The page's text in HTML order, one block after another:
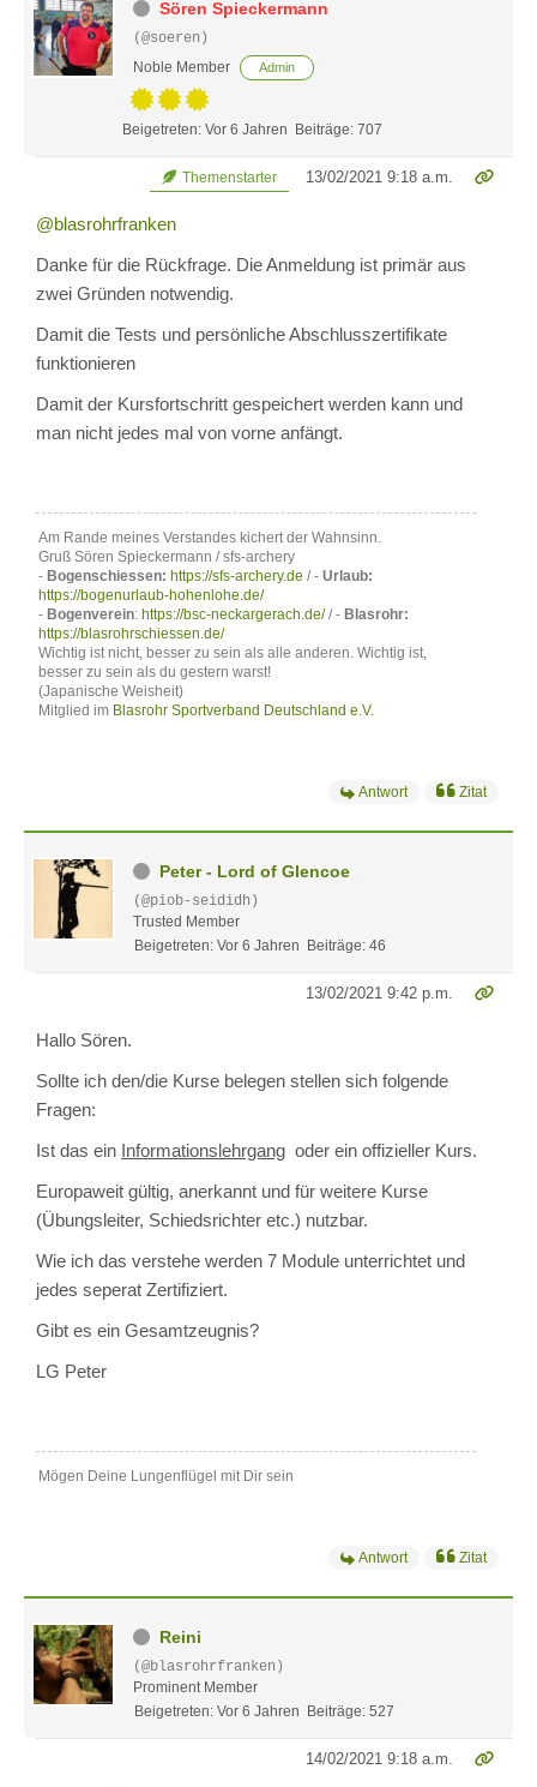
Sören Spieckermann
(@soeren)
Noble Member
Admin
Beigetreten: Vor 6 Jahren Beiträge: 707
Themenstarter 13/02/2021 9:18 a.m.
@blasrohrfranken
Danke für die Rückfrage. Die Anmeldung ist primär aus
zwei Gründen notwendig.
Damit die Tests und persönliche Abschlusszertifikate
funktionieren
Damit der Kursfortschritt gespeichert werden kann und
man nicht jedes mal von vorne anfängt.
Am Rande meines Verstandes kichert der Wahnsinn.
Gruß Sören Spieckermann / sfs-archery
- Bogenschiessen: https://sfs-archery.de / - Urlaub:
https://bogenurlaub-hohenlohe.de/
- Bogenverein: https://bsc-neckargerach.de// - Blasrohr:
https://blasrohrschiessen.de/
Wichtig ist nicht, besser zu sein als alle anderen. Wichtig ist,
besser zu sein als du gestern warst!
(Japanische Weisheit)
Mitglied im Blasrohr Sportverband Deutschland e.V.
Antwort Zitat
Peter - Lord of Glencoe
(@piob-seididh)
Trusted Member
Beigetreten: Vor 6 Jahren
Beiträge: 46
13/02/2021 9:42 p.m.
Hallo Sören.
Sollte ich den/die Kurse belegen stellen sich folgende
Fragen:
Ist das ein Informationslehrgang oder ein offizieller Kurs.
Europaweit gültig, anerkannt und für weitere Kurse
(Übungsleiter, Schiedsrichter etc.) nutzbar.
Wie ich das verstehe werden 7 Module unterrichtet und
jedes seperat Zertifiziert.
Gibt es ein Gesamtzeugnis?
LG Peter
Mögen Deine Lungenflügel mit Dir sein
Antwort Zitat
Reini
(@blasrohrfranken)
Prominent Member
Beigetreten: Vor 6 Jahren
Beiträge: 527
14/02/2021 9:18 a.m.